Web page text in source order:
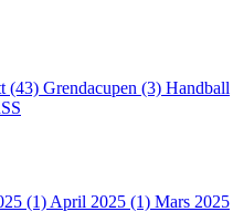
(43) Grendacupen (3) Handball
(1) April 2025 (1) Mars 2025